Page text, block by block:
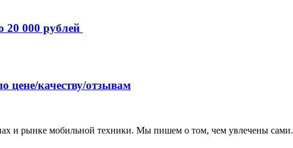
20 000 рублей
цене/качеству/отзывам
и рынке мобильной техники. Мы пишем о том, чем увлечены сами.